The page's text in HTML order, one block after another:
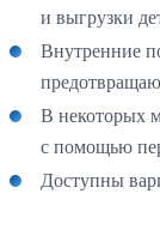
и выгрузки
Внутренние
В некоторых
с помощью
Доступны